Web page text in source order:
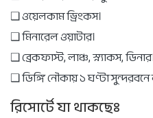
❑ ওয়েলকাম ড্রিংকস।
❑ মিনারেল ওয়াটার।
❑ ব্রেকফাস্ট, লাঞ্চ, স্ন্যাকস,
❑ ডিঙ্গি নৌকায় ১ ঘণ্টা সুন্দরবনে
রিসোর্টে যা থাকছেঃ